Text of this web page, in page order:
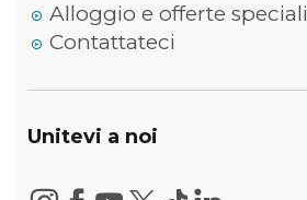
Alloggio e offerte speciali
Contattateci
Unitevi a noi